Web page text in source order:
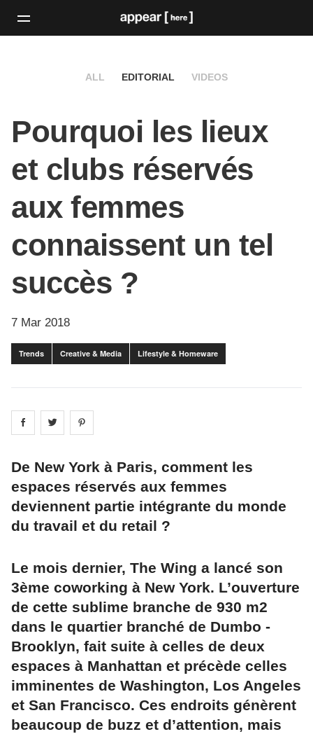
ALL EDITORIAL VIDEOS
Pourquoi les lieux
et clubs réservés
aux femmes
connaissent un tel
succès ?
7 Mar 2018
Trends Creative & Media Lifestyle & Homeware
Share on facebook
Share on
De New York à Paris, comment les
espaces réservés aux femmes
deviennent partie intégrante du monde
du travail et du retail ?
Le mois dernier, The Wing a lancé son
3ème coworking à New York. L’ouverture
de cette sublime branche de 930 m2
dans le quartier branché de Dumbo -
Brooklyn, fait suite à celles de deux
espaces à Manhattan et précède celles
imminentes de Washington, Los Angeles
et San Francisco. Ces endroits génèrent
beaucoup de buzz et d’attention, mais